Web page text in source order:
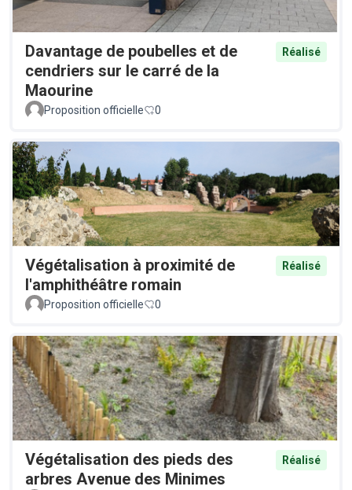
Davantage de poubelles et de
cendriers sur le carré de la
Maourine
Réalisé
Proposition officielle 0
Végétalisation à proximité de
l'amphithéâtre romain
Réalisé
Proposition officielle 0
Végétalisation des pieds des
arbres Avenue des Minimes
Réalisé